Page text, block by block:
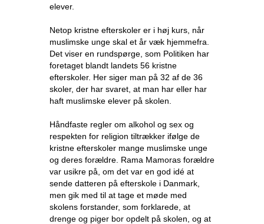
elever.
Netop kristne efterskoler er i høj kurs, når
muslimske unge skal et år væk hjemmefra.
Det viser en rundspørge, som Politiken har
foretaget blandt landets 56 kristne
efterskoler. Her siger man på 32 af de 36
skoler, der har svaret, at man har eller har
haft muslimske elever på skolen.
Håndfaste regler om alkohol og sex og
respekten for religion tiltrækker ifølge de
kristne efterskoler mange muslimske unge
og deres forældre. Rama Mamoras forældre
var usikre på, om det var en god idé at
sende datteren på efterskole i Danmark,
men gik med til at tage et møde med
skolens forstander, som forklarede, at
drenge og piger bor opdelt på skolen, og at